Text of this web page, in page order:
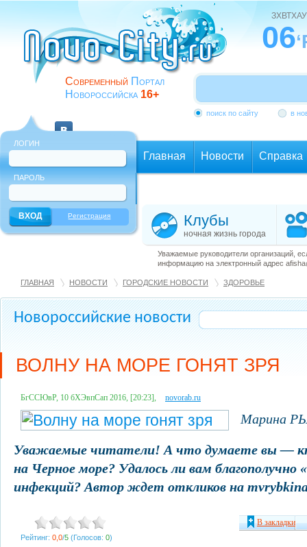
Современный Портал
Новороссийска 16+
ЗХВТХАУ
06
поиск по сайту в
ЛОГИН
ПАРОЛЬ
Регистрация
Главная Новости Справка
Клубы
ночная жизнь города
Уважаемые руководители организаций,
информацию на электронный адрес
ГЛАВНАЯ НОВОСТИ ГОРОДСКИЕ НОВОСТИ ЗДОРОВЬЕ
Новороссийские новости
ВОЛНУ НА МОРЕ ГОНЯТ ЗРЯ
БгССЮвР, 10 бХЭвпСап 2016, [20:23], novorab.ru
Марина
Уважаемые читатели! А что думаете вы —
на Черное море? Удалось ли вам благополучно
инфекций? Автор ждет откликов на
Рейтинг: 0,0/5 (Голосов: 0)
В закладки